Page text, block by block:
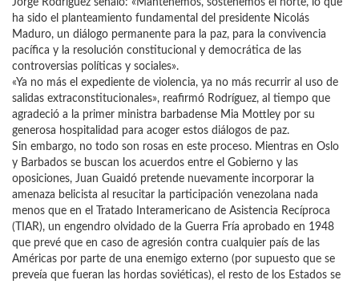
Jorge Rodríguez señaló: «Mantenemos, sostenemos el norte, lo que
ha sido el planteamiento fundamental del presidente Nicolás
Maduro, un diálogo permanente para la paz, para la convivencia
pacífica y la resolución constitucional y democrática de las
controversias políticas y sociales».
«Ya no más el expediente de violencia, ya no más recurrir al uso de
salidas extraconstitucionales», reafirmó Rodríguez, al tiempo que
agradeció a la primer ministra barbadense Mia Mottley por su
generosa hospitalidad para acoger estos diálogos de paz.
Sin embargo, no todo son rosas en este proceso. Mientras en Oslo
y Barbados se buscan los acuerdos entre el Gobierno y las
oposiciones, Juan Guaidó pretende nuevamente incorporar la
amenaza belicista al resucitar la participación venezolana nada
menos que en el Tratado Interamericano de Asistencia Recíproca
(TIAR), un engendro olvidado de la Guerra Fría aprobado en 1948
que prevé que en caso de agresión contra cualquier país de las
Américas por parte de una enemigo externo (por supuesto que se
preveía que fueran las hordas soviéticas), el resto de los Estados se